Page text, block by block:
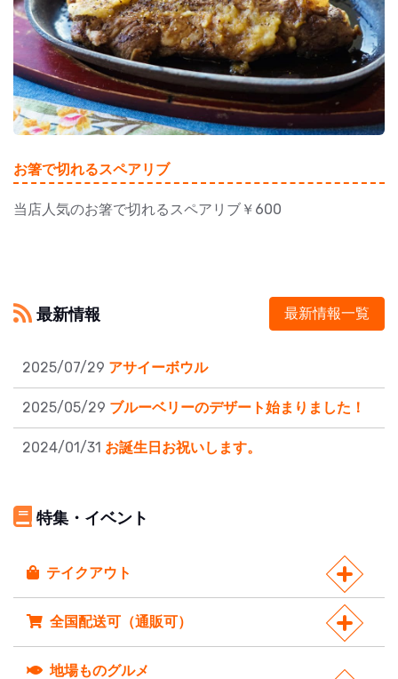
お箸で切れるスペアリブ
当店人気のお箸で切れるスペアリブ￥600
最新情報 最新情報一覧
2025/07/29 アサイーボウル
2025/05/29 ブルーベリーのデザート始まりました！
2024/01/31 お誕生日お祝いします。
特集・イベント
テイクアウト
全国配送可（通販可）
地場ものグルメ